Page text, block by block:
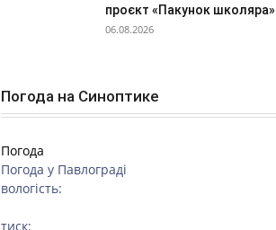
проєкт «Пакунок школяра»
06.08.2026
Погода на Синоптике
Погода
Погода у Павлограді
вологість:
тиск: